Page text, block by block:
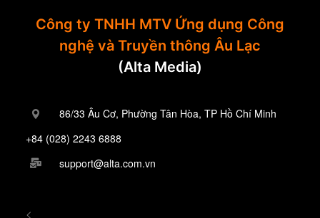
Công ty TNHH MTV Ứng dụng Công
nghệ và Truyền thông Âu Lạc
(Alta Media)
86/33 Âu Cơ, Phường Tân Hòa, TP Hồ Chí Minh
+84 (028) 2243 6888
support@alta.com.vn
<